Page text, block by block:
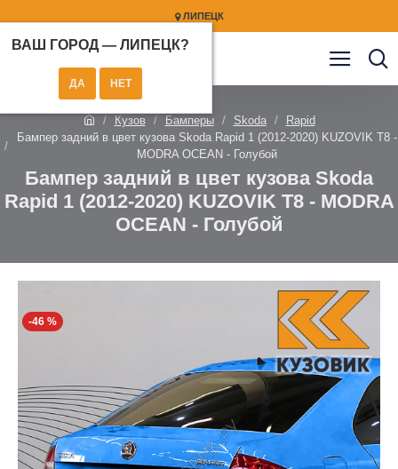
ЛИПЕЦК
ВАШ ГОРОД — ЛИПЕЦК?
Кузов Бамперы Skoda
Rapid
Бампер задний в цвет кузова Skoda Rapid 1 (2012-2020) KUZOVIK T8 -
MODRA OCEAN - Голубой
Бампер задний в цвет кузова Skoda
Rapid 1 (2012-2020) KUZOVIK T8 - MODRA
OCEAN - Голубой
-46 %